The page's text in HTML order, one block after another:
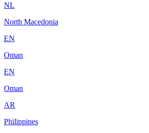
NL
North Macedonia
EN
Oman
EN
Oman
AR
Philippines